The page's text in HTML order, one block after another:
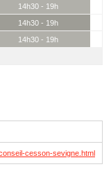
14h30 - 19h
14h30 - 19h
14h30 - 19h
cesson-sevigne.html